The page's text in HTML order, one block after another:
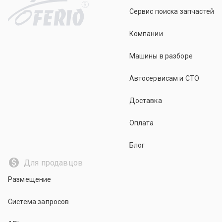
R
Сервис поиска запчастей
Компании
Машины в разборе
Автосервисам и СТО
Доставка
Оплата
Блог
Для продавцов
Размещение
Система запросов